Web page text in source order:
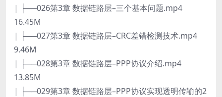
| ├──026第3章 数据链路层–三个基本问题.mp4
16.45M
| ├──027第3章 数据链路层–CRC差错检测技术.mp4
9.46M
| ├──028第3章 数据链路层–PPP协议介绍.mp4
13.85M
| ├──029第3章 数据链路层–PPP协议实现透明传输的2